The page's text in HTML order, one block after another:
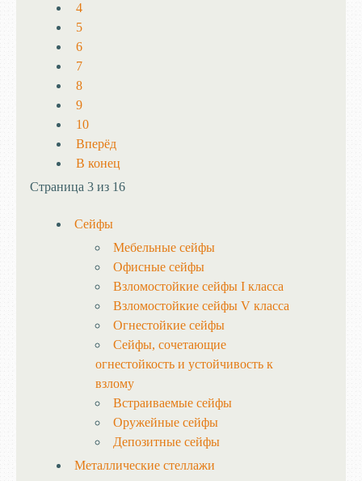
4
5
6
7
8
9
10
Вперёд
В конец
Страница 3 из 16
Сейфы
Мебельные сейфы
Офисные сейфы
Взломостойкие сейфы I класса
Взломостойкие сейфы V класса
Огнестойкие сейфы
Сейфы, сочетающие
огнестойкость и устойчивость к
взлому
Встраиваемые сейфы
Оружейные сейфы
Депозитные сейфы
Металлические стеллажи